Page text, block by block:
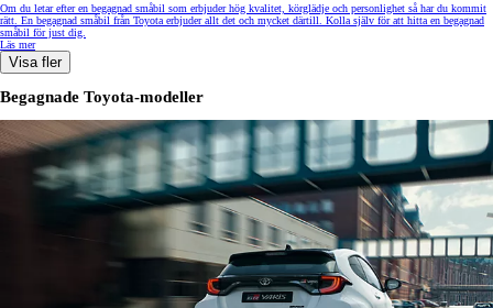
Om du letar efter en begagnad småbil som erbjuder hög kvalitet, körglädje och personlighet så har du kommit
rätt. En begagnad småbil från Toyota erbjuder allt det och mycket därtill. Kolla själv för att hitta en begagnad
småbil för just dig.
Läs mer
Visa fler
Begagnade Toyota-modeller